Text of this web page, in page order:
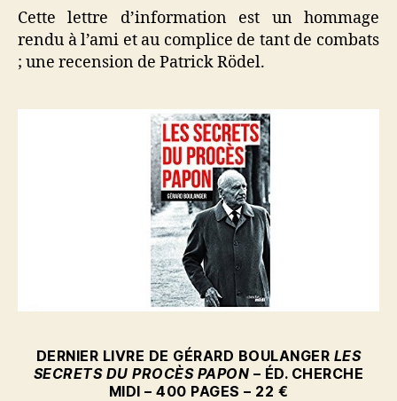
Cette lettre d’information est un hommage
rendu à l’ami et au complice de tant de combats
; une recension de Patrick Rödel.
DERNIER LIVRE DE GÉRARD BOULANGER LES
SECRETS DU PROCÈS PAPON – ÉD. CHERCHE
MIDI – 400 PAGES – 22 €